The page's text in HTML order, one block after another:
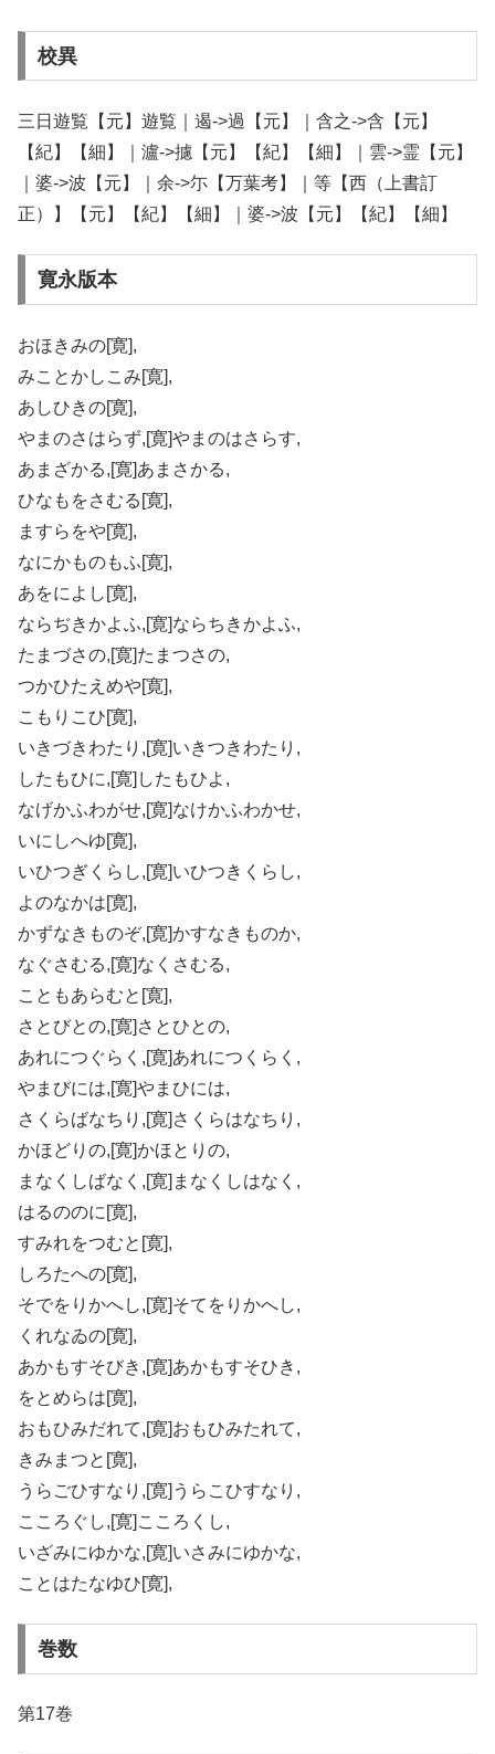
校異
三日遊覧【元】遊覧｜遏->過【元】｜含之->含【元】
【紀】【細】｜瀘->攄【元】【紀】【細】｜雲->霊【元】
｜婆->波【元】｜余->尓【万葉考】｜等【西（上書訂
正）】【元】【紀】【細】｜婆->波【元】【紀】【細】
寛永版本
おほきみの[寛],
みことかしこみ[寛],
あしひきの[寛],
やまのさはらず,[寛]やまのはさらす,
あまざかる,[寛]あまさかる,
ひなもをさむる[寛],
ますらをや[寛],
なにかものもふ[寛],
あをによし[寛],
ならぢきかよふ,[寛]ならちきかよふ,
たまづさの,[寛]たまつさの,
つかひたえめや[寛],
こもりこひ[寛],
いきづきわたり,[寛]いきつきわたり,
したもひに,[寛]したもひよ,
なげかふわがせ,[寛]なけかふわかせ,
いにしへゆ[寛],
いひつぎくらし,[寛]いひつきくらし,
よのなかは[寛],
かずなきものぞ,[寛]かすなきものか,
なぐさむる,[寛]なくさむる,
こともあらむと[寛],
さとびとの,[寛]さとひとの,
あれにつぐらく,[寛]あれにつくらく,
やまびには,[寛]やまひには,
さくらばなちり,[寛]さくらはなちり,
かほどりの,[寛]かほとりの,
まなくしばなく,[寛]まなくしはなく,
はるののに[寛],
すみれをつむと[寛],
しろたへの[寛],
そでをりかへし,[寛]そてをりかへし,
くれなゐの[寛],
あかもすそびき,[寛]あかもすそひき,
をとめらは[寛],
おもひみだれて,[寛]おもひみたれて,
きみまつと[寛],
うらごひすなり,[寛]うらこひすなり,
こころぐし,[寛]こころくし,
いざみにゆかな,[寛]いさみにゆかな,
ことはたなゆひ[寛],
巻数
第17巻